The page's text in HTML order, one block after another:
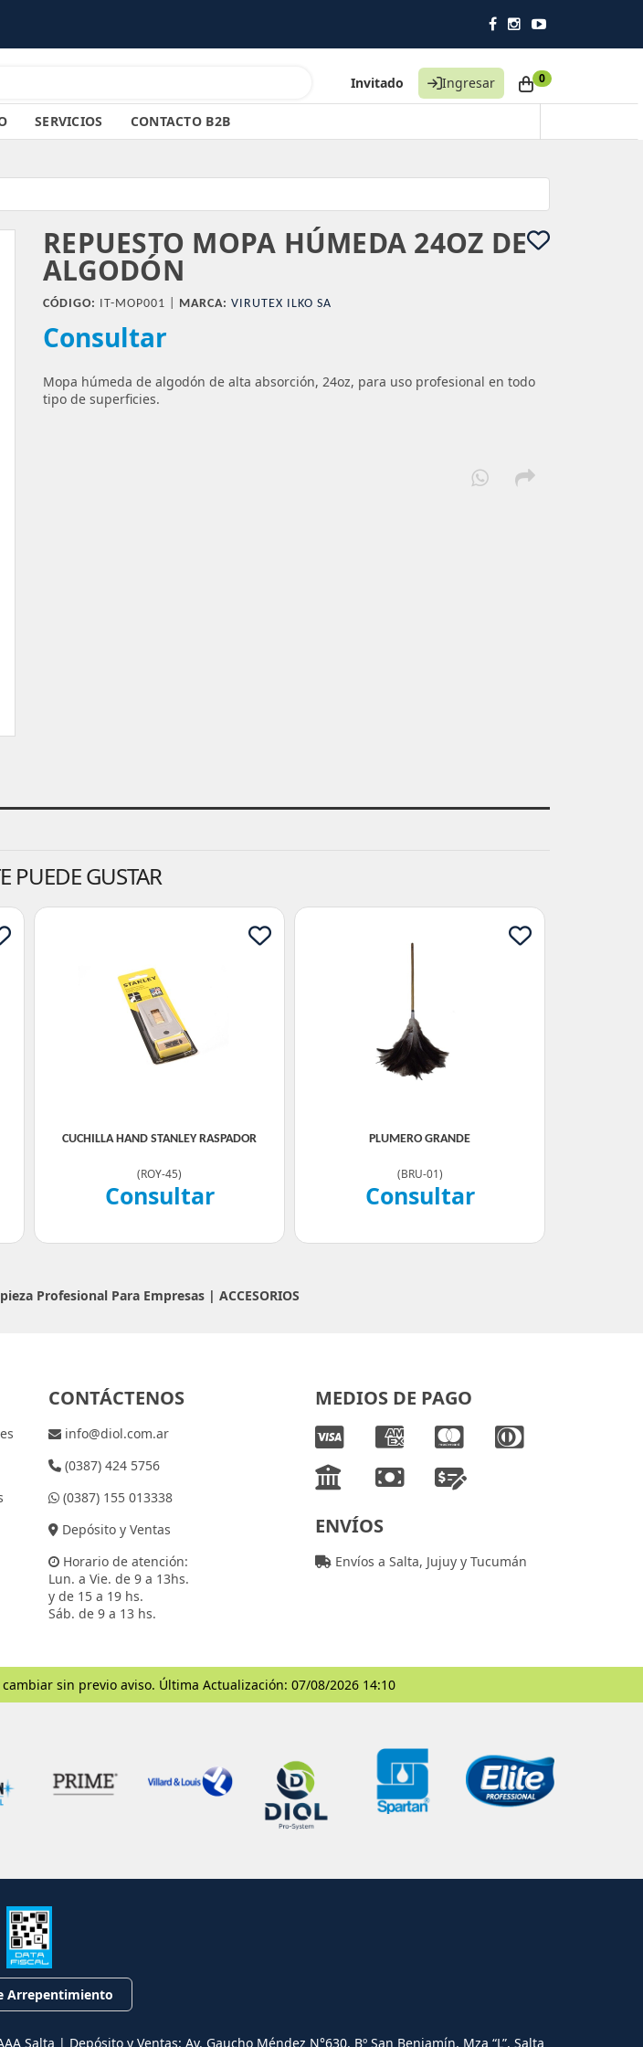
Invitado Ingresar 0
SERVICIOS CONTACTO B2B
REPUESTO MOPA HÚMEDA 24OZ DE
ALGODÓN
CÓDIGO: IT-MOP001 | MARCA: VIRUTEX ILKO SA
Consultar
Mopa húmeda de algodón de alta absorción, 24oz, para uso profesional en todo
tipo de superficies.
PUEDE GUSTAR
CUCHILLA HAND STANLEY RASPADOR
(ROY-45)
Consultar
PLUMERO GRANDE
(BRU-01)
Consultar
Profesional Para Empresas | ACCESORIOS
CONTÁCTENOS
info@diol.com.ar
(0387) 424 5756
(0387) 155 013338
Depósito y Ventas
Horario de atención:
Lun. a Vie. de 9 a 13hs.
y de 15 a 19 hs.
Sáb. de 9 a 13 hs.
MEDIOS DE PAGO
ENVÍOS
Envíos a Salta, Jujuy y Tucumán
sin previo aviso. Última Actualización: 07/08/2026 14:10
Arrepentimiento
Salta | Depósito y Ventas: Av. Gaucho Méndez N°630. Bº San Benjamín, Mza “L”, Salta